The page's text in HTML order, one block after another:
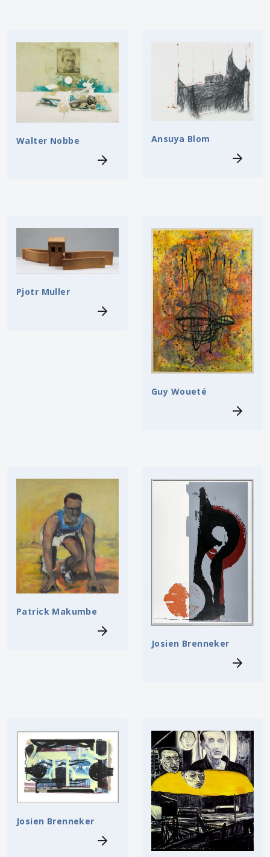
Walter Nobbe Ansuya Blom
Pjotr Muller
Guy Woueté
Patrick Makumbe
Josien Brenneker
Josien Brenneker